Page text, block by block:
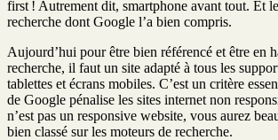
first ! Autrement dit, smartphone avant tout. Et
recherche dont Google l’a bien compris.
Aujourd’hui pour être bien référencé et être en
recherche, il faut un site adapté à tous les
tablettes et écrans mobiles. C’est un critère
de Google pénalise les sites internet non
n’est pas un responsive website, vous aurez
bien classé sur les moteurs de recherche.